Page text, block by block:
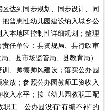
达到同步规划、同步设计、同
普惠性幼儿园建设纳入城乡公
本地区控制性详细规划；整理
任单位：县资规局、县行政审
、县市场监管局、县教育局）
训、师德师风建设；落实公办园
放；参照公办园教师工资收入
入水平；按《幼儿园教职工配
工；公办园没有“有编不补”的